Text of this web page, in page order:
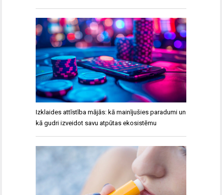
Izklaides attīstība mājās: kā mainījušies paradumi un
kā gudri izveidot savu atpūtas ekosistēmu